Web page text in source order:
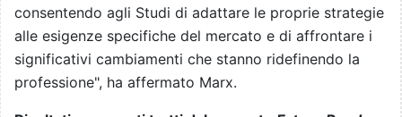
consentendo agli Studi di adattare le proprie strategie
alle esigenze specifiche del mercato e di affrontare i
significativi cambiamenti che stanno ridefinendo la
professione", ha affermato Marx.